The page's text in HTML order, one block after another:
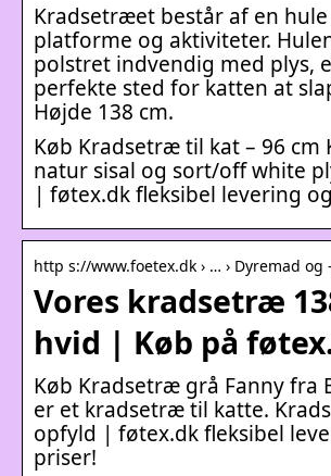
Kradsetræet består af en
platforme og aktiviteter.
polstret indvendig med plys,
perfekte sted for katten at
Højde 138 cm.
Køb Kradsetræ til kat – 96 cm
natur sisal og sort/off white
| føtex.dk fleksibel levering
http s://www.foetex.dk › … › Dyremad og
Vores kradsetræ
hvid | Køb på
Køb Kradsetræ grå Fanny fra
er et kradsetræ til katte.
opfyld | føtex.dk fleksibel
priser!